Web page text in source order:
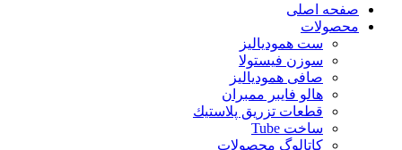
صفحه اصلی
محصولات
ست همودیالیز
سوزن فیستولا
صافی همودیالیز
هالو فایبر ممبران
قطعات تزريق پلاستيك
ساخت Tube
کاتالوگ محصولات